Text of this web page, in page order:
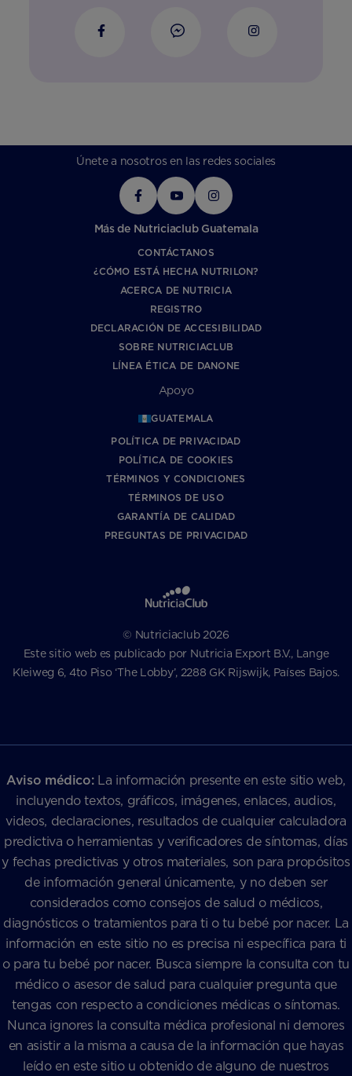
Únete a nosotros en las redes sociales
Más de Nutriciaclub Guatemala
CONTÁCTANOS
¿CÓMO ESTÁ HECHA NUTRILON?
ACERCA DE NUTRICIA
REGISTRO
DECLARACIÓN DE ACCESIBILIDAD
SOBRE NUTRICIACLUB
LÍNEA ÉTICA DE DANONE
Apoyo
GUATEMALA
POLÍTICA DE PRIVACIDAD
POLÍTICA DE COOKIES
TÉRMINOS Y CONDICIONES
TÉRMINOS DE USO
GARANTÍA DE CALIDAD
PREGUNTAS DE PRIVACIDAD
© Nutriciaclub 2026
Este sitio web es publicado por Nutricia Export B.V., Lange
Kleiweg 6, 4to Piso ‘The Lobby’, 2288 GK Rijswijk, Países Bajos.
Aviso médico:La información presente en este sitio web,
incluyendo textos, gráficos, imágenes, enlaces, audios,
videos, declaraciones, resultados de cualquier calculadora
predictiva o herramientas y verificadores de síntomas, días
y fechas predictivas y otros materiales, son para propósitos
de información general únicamente, y no deben ser
considerados como consejos de salud o médicos,
diagnósticos o tratamientos para ti o tu bebé por nacer. La
información en este sitio no es precisa ni específica para ti
o para tu bebé por nacer. Busca siempre la consulta con tu
médico o asesor de salud para cualquier pregunta que
tengas con respecto a condiciones médicas o síntomas.
Nunca ignores la consulta médica profesional ni demores
en asistir a la misma a causa de la información que hayas
leído en este sitio u obtenido de alguno de nuestros